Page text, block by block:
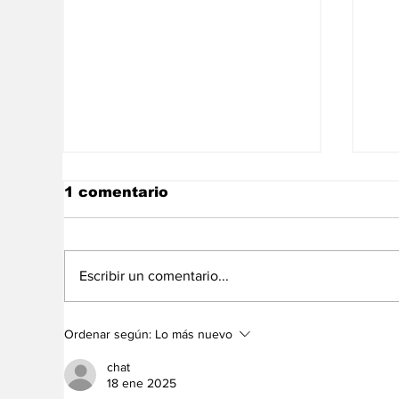
En libertad plena la
jueza María Lourdes
Afiuni
1 comentario
Escribir un comentario...
Ordenar según: Lo más nuevo
chat
18 ene 2025